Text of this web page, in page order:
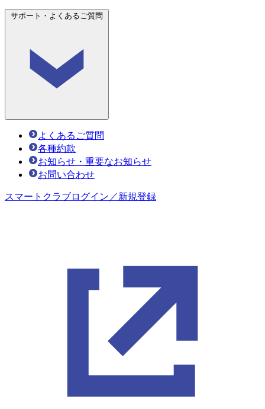
サポート・よくあるご質問
よくあるご質問
各種約款
お知らせ・重要なお知らせ
お問い合わせ
スマートクラブログイン／新規登録